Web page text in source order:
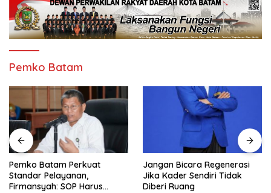
Pemko Batam
Jangan Bicara Regenerasi
Jika Kader Sendiri Tidak
Diberi Ruang
Pemerintah Kabupaten
Padang Pariaman Bergerak
Cepat Tangani Longsor di